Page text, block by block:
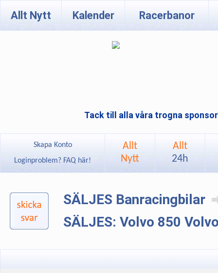
Allt Nytt Kalender Racerbanor
Tack till alla våra trogna
Skapa Konto
Loginproblem? FAQ här!
Allt
Nytt
Allt
24h
SÄLJES Banracingbilar
SÄLJES: Volvo 850